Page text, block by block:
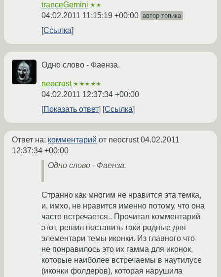
tranceGemini ★★
04.02.2011 11:15:19 +00:00 автор топика
Ссылка
Одно слово - Фаенза.
neocrust ★★★★★
04.02.2011 12:37:34 +00:00
Показать ответ
Ссылка
Ответ на: комментарий от neocrust04.02.2011
12:37:34 +00:00
Одно слово - Фаенза.
Странно как многим не нравится эта темка,
и, имхо, не нравится именно потому, что она
часто встречается.. Прочитал комментарий
этот, решил поставить таки родные для
элементари темы иконки. Из главного что
не понравилось это их гамма для иконок,
которые наиболее встречаемы в наутилусе
(иконки фолдеров), которая нарушила